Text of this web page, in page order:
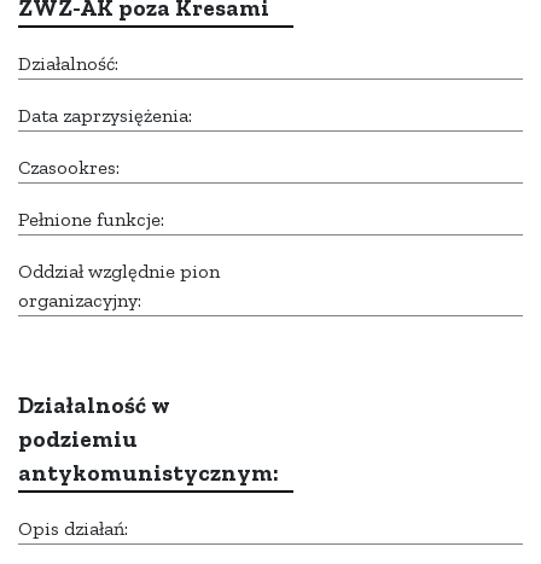
ZWZ-AK poza Kresami
Działalność:
Data zaprzysiężenia:
Czasookres:
Pełnione funkcje:
Oddział względnie pion
organizacyjny:
Działalność w
podziemiu
antykomunistycznym:
Opis działań: